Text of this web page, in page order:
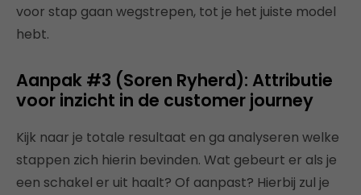
voor stap gaan wegstrepen, tot je het juiste model
hebt.
Aanpak #3 (Soren Ryherd): Attributie
voor inzicht in de customer journey
Kijk naar je totale resultaat en ga analyseren welke
stappen zich hierin bevinden. Wat gebeurt er als je
een schakel er uit haalt? Of aanpast? Hierbij zul je